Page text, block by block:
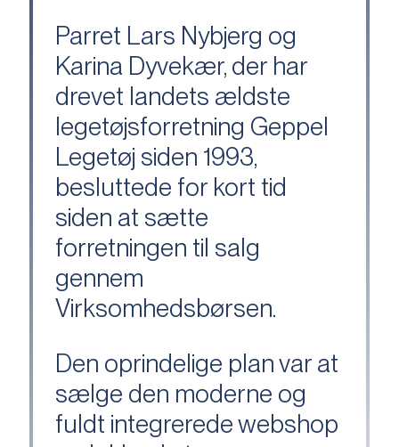
Parret Lars Nybjerg og
Karina Dyvekær, der har
drevet landets ældste
legetøjsforretning Geppel
Legetøj siden 1993,
besluttede for kort tid
siden at sætte
forretningen til salg
gennem
Virksomhedsbørsen.
Den oprindelige plan var at
sælge den moderne og
fuldt integrerede webshop